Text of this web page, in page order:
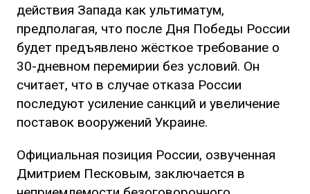
действия Запада как ультиматум,
предполагая, что после Дня Победы России
будет предъявлено жёсткое требование о
30-дневном перемирии без условий. Он
считает, что в случае отказа России
последуют усиление санкций и увеличение
поставок вооружений Украине.
Официальная позиция России, озвученная
Дмитрием Песковым, заключается в